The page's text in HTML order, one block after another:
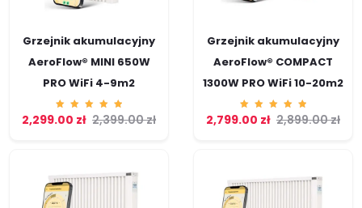
Grzejnik akumulacyjny
AeroFlow® MINI 650W
PRO WiFi 4-9m2
Ocenion
o2,399.00zł
2,299.00 zł
Grzejnik akumulacyjny
AeroFlow® COMPACT
1300W PRO WiFi 10-20m2
Ocenion
o2,899.00zł
2,799.00 zł